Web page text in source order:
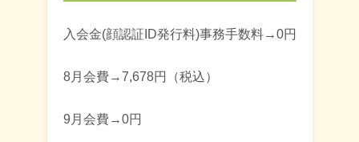
入会金(顔認証ID発行料)事務手数料→0円
8月会費→7,678円（税込）
9月会費→0円